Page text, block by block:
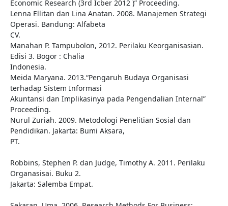
Economic Research (3rd Icber 2012 )” Proceeding.
Lenna Ellitan dan Lina Anatan. 2008. Manajemen Strategi
Operasi. Bandung: Alfabeta
CV.
Manahan P. Tampubolon, 2012. Perilaku Keorganisasian.
Edisi 3. Bogor : Chalia
Indonesia.
Meida Maryana. 2013.“Pengaruh Budaya Organisasi
terhadap Sistem Informasi
Akuntansi dan Implikasinya pada Pengendalian Internal”
Proceeding.
Nurul Zuriah. 2009. Metodologi Penelitian Sosial dan
Pendidikan. Jakarta: Bumi Aksara,
PT.
Robbins, Stephen P. dan Judge, Timothy A. 2011. Perilaku
Organasisai. Buku 2.
Jakarta: Salemba Empat.